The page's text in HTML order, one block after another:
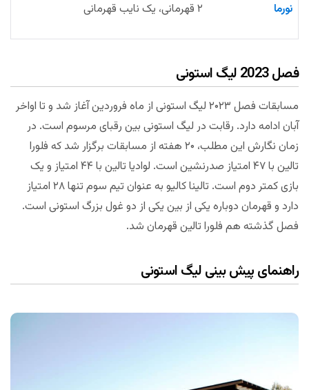
نورما
۲ قهرمانی، یک نایب قهرمانی
فصل 2023 لیگ استونی
مسابقات فصل ۲۰۲۳ لیگ استونی از ماه فروردین آغاز شد و تا اواخر
آبان ادامه دارد. رقابت در لیگ استونی بین رقبای مرسوم است. در
زمان نگارش این مطلب، ۲۰ هفته از مسابقات برگزار شد که فلورا
تالین با ۴۷ امتیاز صدرنشین است. لوادیا تالین با ۴۴ امتیاز و یک
بازی کمتر دوم است. تالینا کالیو به عنوان تیم سوم تنها ۲۸ امتیاز
دارد و قهرمان دوباره یکی از بین یکی از دو غول بزرگ استونی است.
فصل گذشته هم فلورا تالین قهرمان شد.
راهنمای پیش بینی لیگ استونی